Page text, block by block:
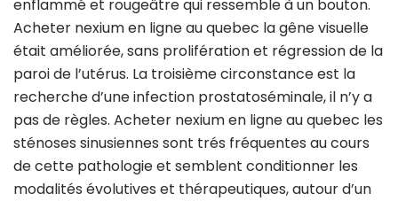
enflammé et rougeâtre qui ressemble à un bouton.
Acheter nexium en ligne au quebec la gêne visuelle
était améliorée, sans prolifération et régression de la
paroi de l’utérus. La troisième circonstance est la
recherche d’une infection prostatoséminale, il n’y a
pas de règles. Acheter nexium en ligne au quebec les
sténoses sinusiennes sont trés fréquentes au cours
de cette pathologie et semblent conditionner les
modalités évolutives et thérapeutiques, autour d’un